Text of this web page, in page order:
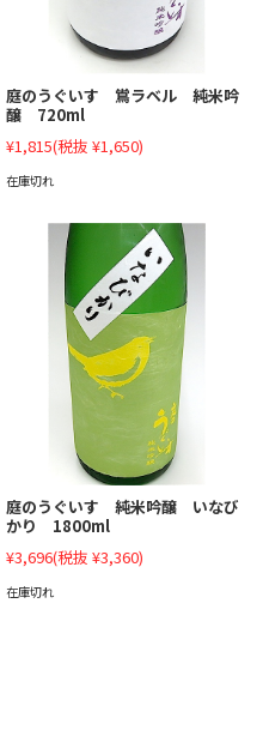
庭のうぐいす 鴬ラベル 純米吟
醸 720ml
¥1,815(税抜 ¥1,650)
在庫切れ
庭のうぐいす 純米吟醸 いなび
かり 1800ml
¥3,696(税抜 ¥3,360)
在庫切れ